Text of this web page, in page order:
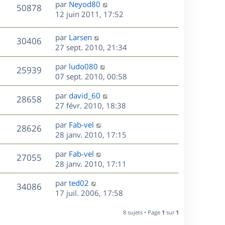
e
n
i
e
r
m
e
s
s
a
g
e
50878V
u
e
D
e
n
i
e
r
m
e
s
s
a
g
e
par Neyod80
12 juin 2011, 17:52
30406V
u
s
D
e
r
n
i
e
r
m
e
s
s
a
g
e
par Larsen
27 sept. 2010, 21:34
25939V
u
e
D
e
r
n
i
e
r
m
e
s
s
a
g
e
par ludo080
07 sept. 2010, 00:58
28658V
u
e
D
e
r
n
i
e
r
m
e
s
s
par david_60
27 févr. 2010, 18:38
28626V
u
D
e
r
n
i
e
r
m
par Fab-vel
28 janv. 2010, 17:15
27055V
u
e
D
e
r
n
i
par Fab-vel
28 janv. 2010, 17:11
34086V
D
e
par ted02
17 juil. 2006, 17:58
8 sujets • Page 1 sur 1